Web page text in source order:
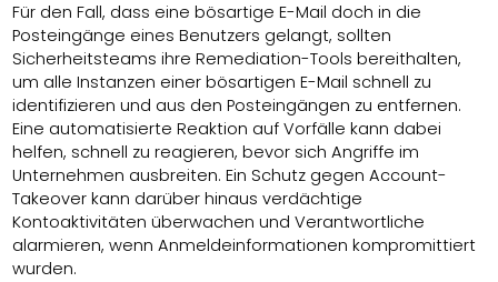
Für den Fall, dass eine bösartige E-Mail doch in die
Posteingänge eines Benutzers gelangt, sollten
Sicherheitsteams ihre Remediation-Tools bereithalten,
um alle Instanzen einer bösartigen E-Mail schnell zu
identifizieren und aus den Posteingängen zu entfernen.
Eine automatisierte Reaktion auf Vorfälle kann dabei
helfen, schnell zu reagieren, bevor sich Angriffe im
Unternehmen ausbreiten. Ein Schutz gegen Account-
Takeover kann darüber hinaus verdächtige
Kontoaktivitäten überwachen und Verantwortliche
alarmieren, wenn Anmeldeinformationen kompromittiert
wurden.